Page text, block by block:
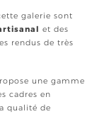
galerie sont
et des
rendus de très
une gamme
cadres en
qualité de